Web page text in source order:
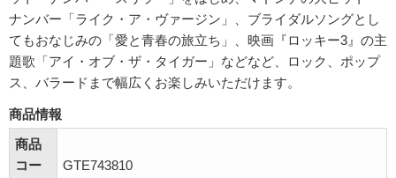
ナンバー「ライク・ア・ヴァージン」、ブライダルソングとし
てもおなじみの「愛と青春の旅立ち」、映画『ロッキー3』の主
題歌「アイ・オブ・ザ・タイガー」などなど、ロック、ポップ
ス、バラードまで幅広くお楽しみいただけます。
商品情報
商品
コー
GTE743810